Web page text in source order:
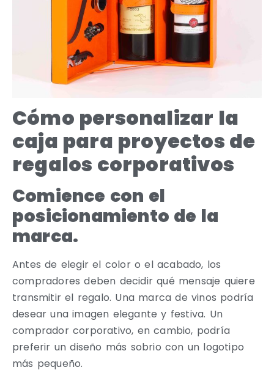
Cómo personalizar la
caja para proyectos de
regalos corporativos
Comience con el
posicionamiento de la
marca.
Antes de elegir el color o el acabado, los
compradores deben decidir qué mensaje quiere
transmitir el regalo. Una marca de vinos podría
desear una imagen elegante y festiva. Un
comprador corporativo, en cambio, podría
preferir un diseño más sobrio con un logotipo
más pequeño.